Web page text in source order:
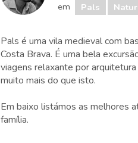
em
Pals
Pals é uma vila medieval com
Costa Brava. É uma bela
viagens relaxante por
muito mais do que isto.
Em baixo listámos as melhores
família.